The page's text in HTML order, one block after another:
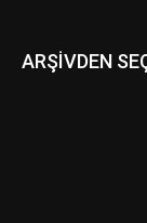
ARŞİVDEN